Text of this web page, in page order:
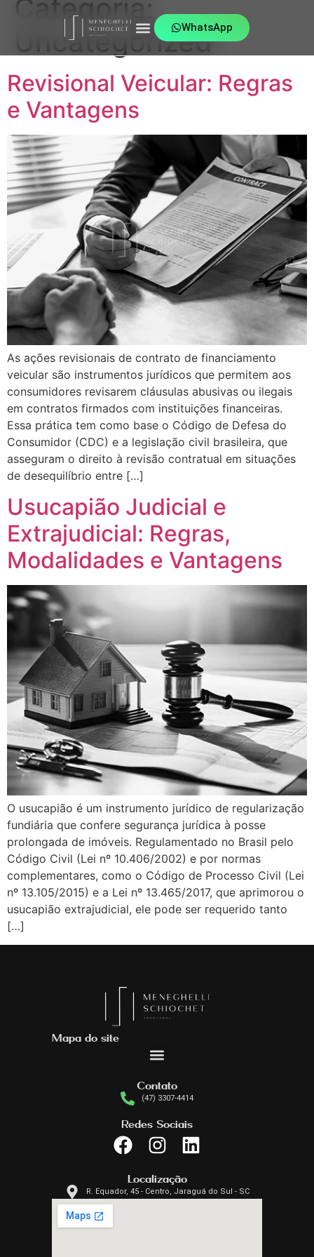
WhatsApp
Categoria:
Uncategorized
Revisional Veicular: Regras
e Vantagens
As ações revisionais de contrato de financiamento
veicular são instrumentos jurídicos que permitem aos
consumidores revisarem cláusulas abusivas ou ilegais
em contratos firmados com instituições financeiras.
Essa prática tem como base o Código de Defesa do
Consumidor (CDC) e a legislação civil brasileira, que
asseguram o direito à revisão contratual em situações
de desequilíbrio entre […]
Usucapião Judicial e
Extrajudicial: Regras,
Modalidades e Vantagens
O usucapião é um instrumento jurídico de regularização
fundiária que confere segurança jurídica à posse
prolongada de imóveis. Regulamentado no Brasil pelo
Código Civil (Lei nº 10.406/2002) e por normas
complementares, como o Código de Processo Civil (Lei
nº 13.105/2015) e a Lei nº 13.465/2017, que aprimorou o
usucapião extrajudicial, ele pode ser requerido tanto
[…]
Mapa do site
Contato
(47) 3307-4414
Redes Sociais
Localização
R. Equador, 45 - Centro, Jaraguá do Sul - SC